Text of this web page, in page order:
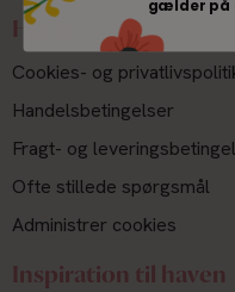
Hjælp
Cookies- og
Handelsbetingelser
Fragt- og
Ofte stillede spørgsmål
Administrer cookies
Inspiration til haven
gælder på